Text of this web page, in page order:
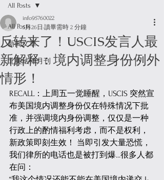
All Posts
新闻文章
北美法律月刊
All Posts
反转来了！USCIS发言人最
新解释：境内调整身份例外
情形！
info95760022
5月26日 讀畢需時 2 分鐘
RECALL：上周五一觉睡醒，USCIS 突然宣
布美国境内调整身份仅在特殊情况下批
准，并强调境内身份调整，仅仅是一种
行政上的酌情福利考虑，而不是权利，
新政策即刻生效！ 当即引发大量恐慌，
我们律所的电话也是被打到爆...很多人都
在问：